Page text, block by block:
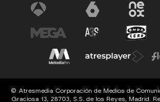
© Atresmedia Corporación de Medios de
Graciosa 13, 28703, S.S. de los Reyes, Madrid.